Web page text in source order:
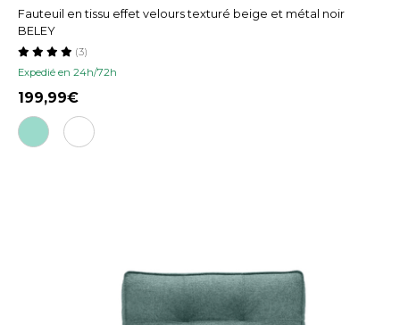
Fauteuil en tissu effet velours texturé beige et métal noir
BELEY
Expedié en 24h/72h
(3)
199,99